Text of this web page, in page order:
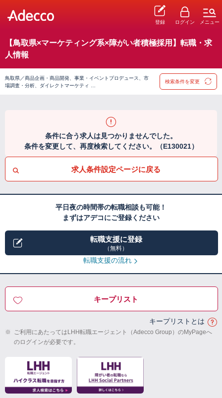
登録 ログイン メニュー
【鳥取県×マーケティング系×障がい者積極採用】転職・求
人情報
鳥取県／商品企画・商品開発、事業・イベントプロデュース、市
場調査・分析、ダイレクトマーケティ …
検索条件を変更
条件に合う求人は見つかりませんでした。
条件を変更して、再度検索してください。（E130021）
求人条件設定ページに戻る
平日夜の時間帯の転職相談も可能！
まずはアデコにご登録ください
転職支援に登録
（無料）
転職支援の流れ
キープリスト
キープリストとは
※ ご利用にあたってはLHH転職エージェント（Adecco Group）のMyPageへ
のログインが必要です。